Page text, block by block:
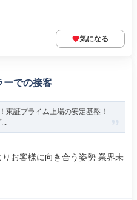
気になる
ーでの接客
東証プライム上場の安定基盤！
お客様に向き合う姿勢 業界未